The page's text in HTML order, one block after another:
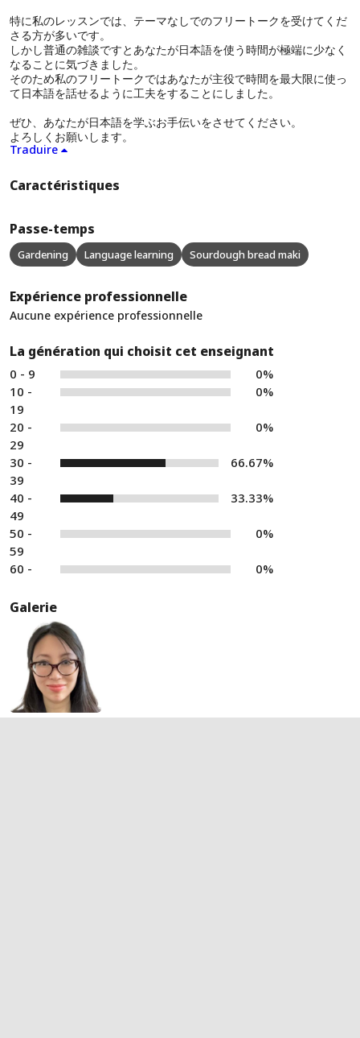
特に私のレッスンでは、テーマなしでのフリートークを受けてくだ
さる方が多いです。
しかし普通の雑談ですとあなたが日本語を使う時間が極端に少なく
なることに気づきました。
そのため私のフリートークではあなたが主役で時間を最大限に使っ
て日本語を話せるように工夫をすることにしました。
ぜひ、あなたが日本語を学ぶお手伝いをさせてください。
よろしくお願いします。
Traduire
Caractéristiques
Passe-temps
Gardening Language learning Sourdough bread maki
Expérience professionnelle
Aucune expérience professionnelle
La génération qui choisit cet enseignant
0 - 9
0%
10 -
19
0%
20 -
29
0%
30 -
39
66.67%
40 -
49
33.33%
50 -
59
0%
60 - 0%
Galerie